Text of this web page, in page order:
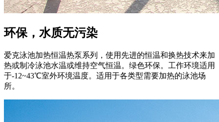
环保，水质无污染
爱克泳池加热恒温热泵系列，使用先进的恒温和换热技术来加
热或制冷泳池水温或维持空气恒温。绿色环保。工作环境适用
于-12~43℃室外环境温度。适用于各类型需要加热的泳池场
所。